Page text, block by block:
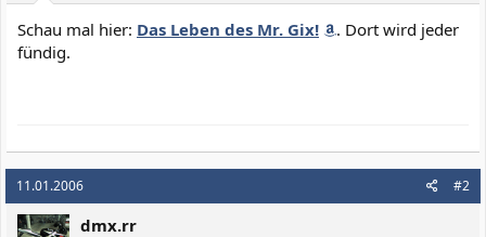
Schau mal hier: Das Leben des Mr. Gix!
. Dort wird jeder
fündig.
11.01.2006 #2
dmx.rr